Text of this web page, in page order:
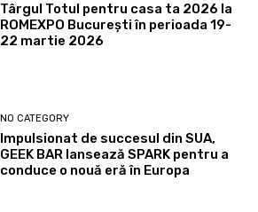
Târgul Totul pentru casa ta 2026 la
ROMEXPO Bucureşti în perioada 19-
22 martie 2026
NO CATEGORY
Impulsionat de succesul din SUA,
GEEK BAR lansează SPARK pentru a
conduce o nouă eră în Europa